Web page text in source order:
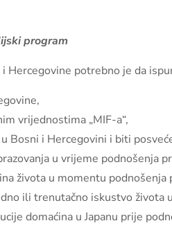
program
Hercegovine potrebno je da
vrijednostima „MIF-a“,
Bosni i Hercegovini i biti
u vrijeme podnošenja
života u momentu
ili trenutačno iskustvo života
domaćina u Japanu prije